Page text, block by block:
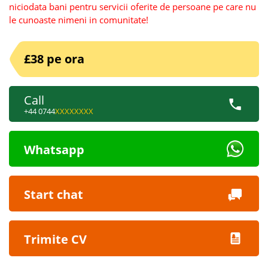
niciodata bani pentru servicii oferite de persoane pe care nu
le cunoaste nimeni in comunitate!
£38 pe ora
Call
+44 0744XXXXXXXX
Whatsapp
Start chat
Trimite CV